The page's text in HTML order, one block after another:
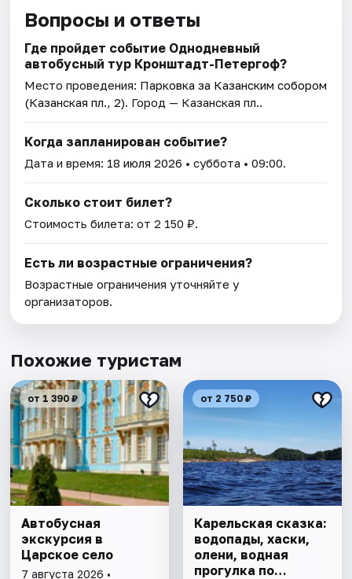
Вопросы и ответы
Где пройдет событие Однодневный
автобусный тур Кронштадт-Петергоф?
Место проведения: Парковка за Казанским собором
(Казанская пл., 2). Город — Казанская пл..
Когда запланирован событие?
Дата и время: 18 июля 2026 • суббота • 09:00.
Сколько стоит билет?
Стоимость билета: от 2 150 ₽.
Есть ли возрастные ограничения?
Возрастные ограничения уточняйте у
организаторов.
Похожие туристам
от 1 390 ₽
Автобусная
экскурсия в
Царское село
7 августа 2026 •
от 2 750 ₽
Карельская сказка:
водопады, хаски,
олени, водная
прогулка по